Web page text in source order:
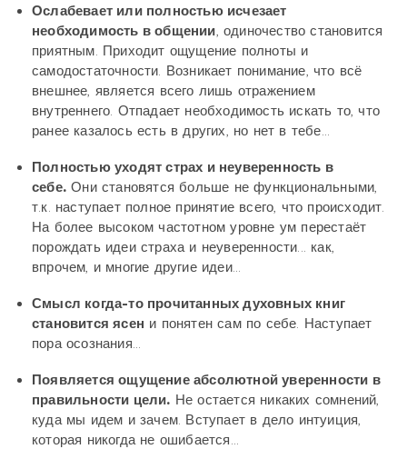
Ослабевает или полностью исчезает
необходимость в общении, одиночество становится
приятным. Приходит ощущение полноты и
самодостаточности. Возникает понимание, что всё
внешнее, является всего лишь отражением
внутреннего. Отпадает необходимость искать то, что
ранее казалось есть в других, но нет в тебе...
Полностью уходят страх и неуверенность в
себе. Они становятся больше не функциональными,
т.к. наступает полное принятие всего, что происходит.
На более высоком частотном уровне ум перестаёт
порождать идеи страха и неуверенности... как,
впрочем, и многие другие идеи...
Смысл когда-то прочитанных духовных книг
становится ясен и понятен сам по себе. Наступает
пора осознания...
Появляется ощущение абсолютной уверенности в
правильности цели. Не остается никаких сомнений,
куда мы идем и зачем. Вступает в дело интуиция,
которая никогда не ошибается...